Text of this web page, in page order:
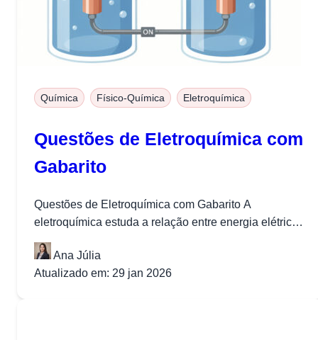
Química Físico-Química Eletroquímica
Questões de Eletroquímica com
Gabarito
Questões de Eletroquímica com Gabarito A
eletroquímica estuda a relação entre energia elétrica
e reações químicas. Este campo é responsável...
Ana Júlia
Atualizado em: 29 jan 2026